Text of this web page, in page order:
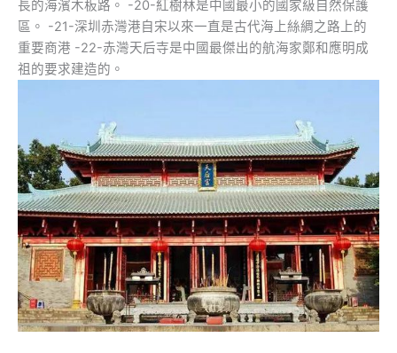
長的海濱木板路。 -20-紅樹林是中國最小的國家級自然保護
區。 -21-深圳赤灣港自宋以來一直是古代海上絲綢之路上的
重要商港 -22-赤灣天后寺是中國最傑出的航海家鄭和應明成
祖的要求建造的。